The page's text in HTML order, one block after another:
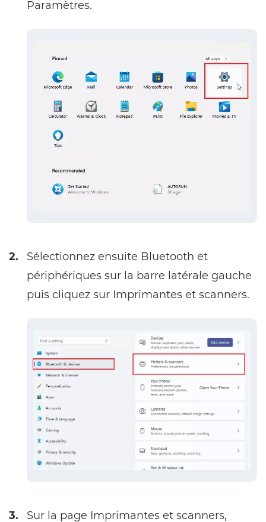
Paramètres.
2.
Sélectionnez ensuite Bluetooth et
périphériques sur la barre latérale gauche
puis cliquez sur Imprimantes et scanners.
3. Sur la page Imprimantes et scanners,